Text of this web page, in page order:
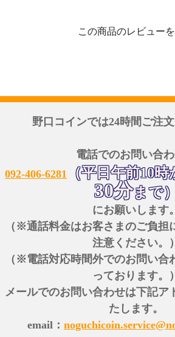
この商品のレビュー
野口コインでは24時間ご注文
電話でのお問い合
092-406-6281
（平日午前10
30分まで）
にお願いします。
（※通話料金はお客さまのご負担
注意ください。）
（※電話対応時間外でのお問い合
っております。）
メールでのお問い合わせは下記ア
たします。
email：